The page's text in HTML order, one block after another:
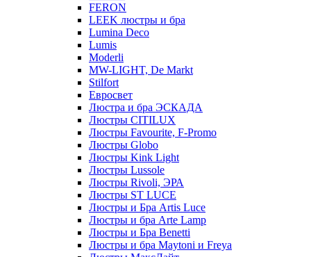
FERON
LEEK люстры и бра
Lumina Deco
Lumis
Moderli
MW-LIGHT, De Markt
Stilfort
Евросвет
Люстра и бра ЭСКАДА
Люстры CITILUX
Люстры Favourite, F-Promo
Люстры Globo
Люстры Kink Light
Люстры Lussole
Люстры Rivoli, ЭРА
Люстры ST LUCE
Люстры и Бра Artis Luce
Люстры и бра Arte Lamp
Люстры и Бра Benetti
Люстры и бра Maytoni и Freya